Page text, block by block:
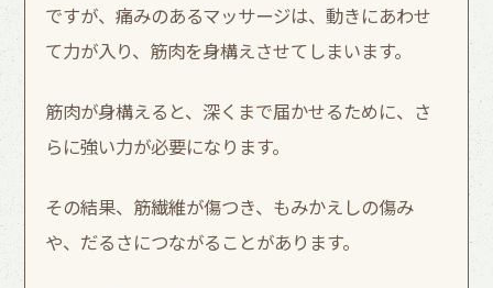
ですが、痛みのあるマッサージは、動きにあわせ
て力が入り、筋肉を身構えさせてしまいます。
筋肉が身構えると、深くまで届かせるために、さ
らに強い力が必要になります。
その結果、筋繊維が傷つき、もみかえしの傷み
や、だるさにつながることがあります。